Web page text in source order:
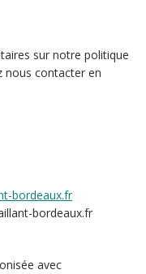
sur notre politique
nous contacter en
bordeaux.fr
bordeaux.fr
avec